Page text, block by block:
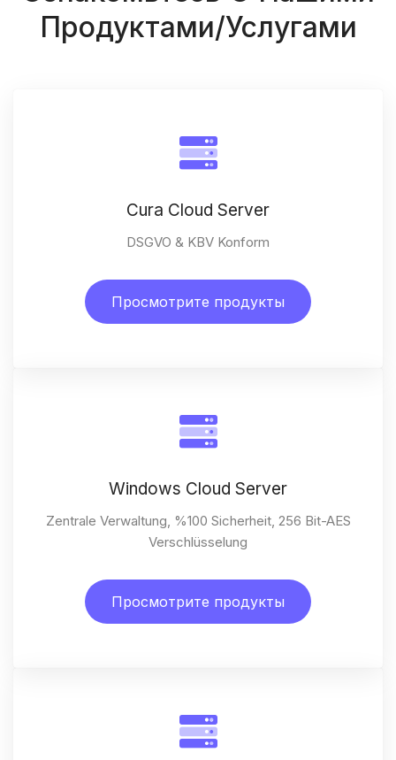
Продуктами/услугами
Cura Cloud Server
DSGVO & KBV Konform
Просмотрите продукты
Windows Cloud Server
Zentrale Verwaltung, %100 Sicherheit, 256 Bit-AES
Verschlüsselung
Просмотрите продукты